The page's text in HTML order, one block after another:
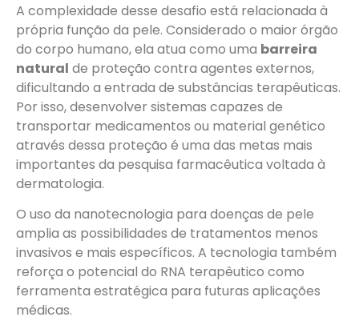
A complexidade desse desafio está relacionada à
própria função da pele. Considerado o maior órgão
do corpo humano, ela atua como uma barreira
natural de proteção contra agentes externos,
dificultando a entrada de substâncias terapêuticas.
Por isso, desenvolver sistemas capazes de
transportar medicamentos ou material genético
através dessa proteção é uma das metas mais
importantes da pesquisa farmacêutica voltada à
dermatologia.
O uso da nanotecnologia para doenças de pele
amplia as possibilidades de tratamentos menos
invasivos e mais específicos. A tecnologia também
reforça o potencial do RNA terapêutico como
ferramenta estratégica para futuras aplicações
médicas.